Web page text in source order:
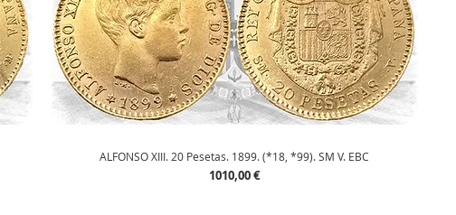
Vista rápida
ALFONSO XIII. 20 Pesetas. 1899. (*18, *99). SM V. EBC
Precio
1010,00 €